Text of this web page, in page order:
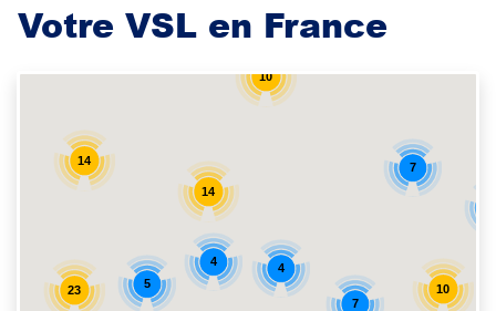
Votre VSL en France
23
14
7
10
7
10
4
14
5
4